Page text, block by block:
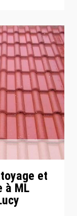
et
à ML